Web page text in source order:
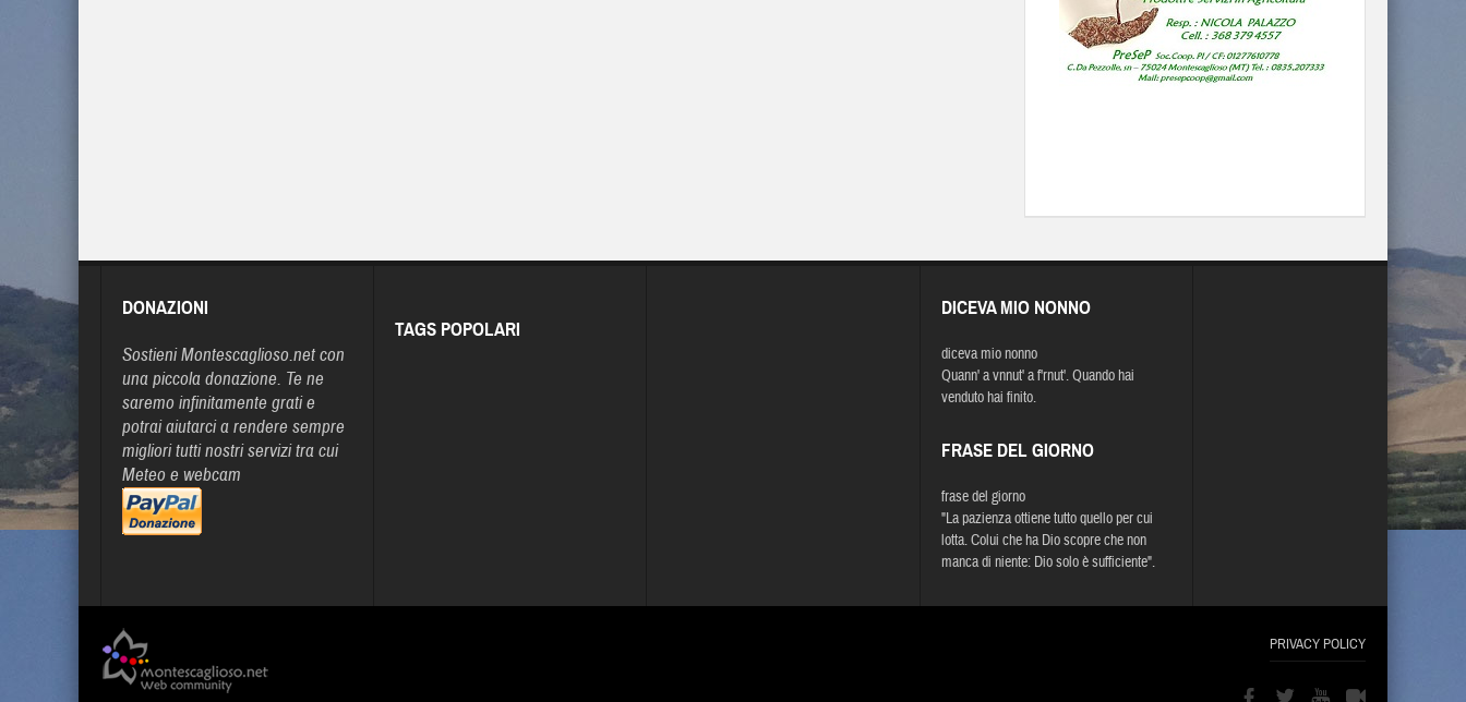
DONAZIONI
Sostieni Montescaglioso.net con
una piccola donazione. Te ne
saremo infinitamente grati e
potrai aiutarci a rendere sempre
migliori tutti nostri servizi tra cui
Meteo e webcam
TAGS POPOLARI
DICEVA MIO NONNO
diceva mio nonno
Quann' a vnnut' a f'rnut'. Quando hai
venduto hai finito.
FRASE DEL GIORNO
frase del giorno
"La pazienza ottiene tutto quello per cui
lotta. Colui che ha Dio scopre che non
manca di niente: Dio solo è sufficiente".
PRIVACY POLICY